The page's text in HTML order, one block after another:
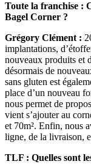
Toute la franchise :
Bagel Corner ?
Grégory Clément :
implantations,
nouveaux produits et
désormais de
sans gluten est
place d’un nouveau
nous permet de
vient s’ajouter au
et 70m². Enfin, nous
ligne, de la livraison,
TLF : Quelles sont